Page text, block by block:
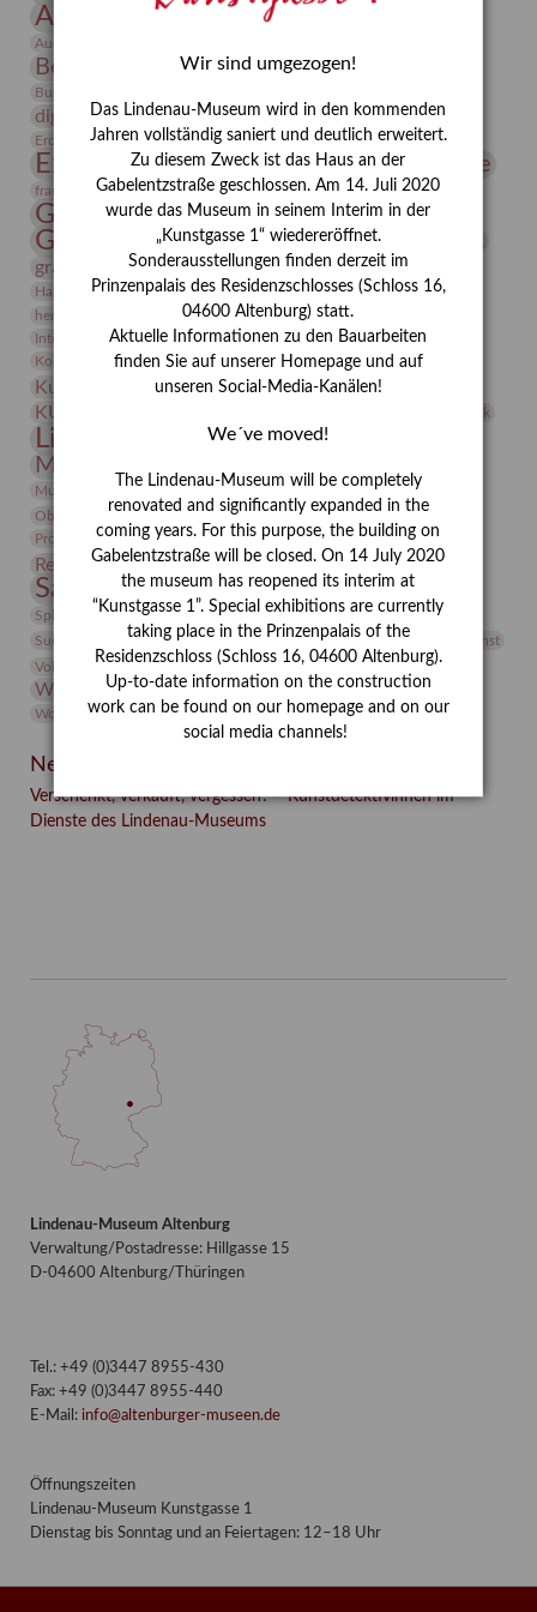
Ausstellung
Ausstellung "Berliner Blätter"
Ausstellung „Vier Winde“
Bernhard August von Lindenau
Burg Posterstein
digitallabor Entartete Kunst
Enteignung
Erdmann Julius Dietrich
Erlebnisportal estrusker Exlibris
Expressionismus Festrede Florenz Fotografie
frauen Frauen in der Antike und heute
Gerhard-Altenbourg-Preis
Gerhard Altenbourg
Gerhard Kurt Müller
grafische sammlung griechische Mythologie
Hanns-Conon von der Gabelentz Heinrich Kirchhoff Heldinnen
herman de vries Humboldt
Insekten
Integriertes Schädlingsmanagement
Italien Jahresempfang
Jubiläum
Kolosseum
Kooperationsausstellung Korkmodelle Kunst
Kunstmuseum Kunstvermittlung Kunst von Kühl
KUNSTWAND Lehmbruck
Lindenau-Museum Marstall
Museumsgeschichte
Museumspädagogik Mäzen Napoleon Natur
Neue Remise
Objekt im Fokus
Paul Klee Peter Schnürpel Phelloplastik
Pohlhof
Provenienz
Provenienzforschung
Restaurierung Restitution Rudi Lesser Ruth Wolf-Rehfeld
Sammlung Samstagszeichner Skulptur
Sonderausstellung
Sphinx
studio Studio Bildende Kunst
studioDIGITAL
Suermondt-Ludwig-Museum
Vermittlung Video
Videokunst
Volontariat
Walter Rheiner Weihnachten Werefkin
Werkbetrachtung Winter Wissenschaft
Wolf and Dog
Wolf und Hund
Zirkuswoche
Neueste Beiträge
Verschenkt, verkauft, vergessen? – Kunstdetektivinnen im
Dienste des Lindenau-Museums
Lindenau-Museum Altenburg
Verwaltung/Postadresse: Hillgasse 15
D-04600 Altenburg/Thüringen
Tel.: +49 (0)3447 8955-430
Fax: +49 (0)3447 8955-440
E-Mail: info@altenburger-museen.de
Öffnungszeiten
Lindenau-Museum Kunstgasse 1
Dienstag bis Sonntag und an Feiertagen: 12–18 Uhr
Wir sind umgezogen!
Das Lindenau-Museum wird in den kommenden
Jahren vollständig saniert und deutlich erweitert.
Zu diesem Zweck ist das Haus an der
Gabelentzstraße geschlossen. Am 14. Juli 2020
wurde das Museum in seinem Interim in der
„Kunstgasse 1“ wiedereröffnet.
Sonderausstellungen finden derzeit im
Prinzenpalais des Residenzschlosses (Schloss 16,
04600 Altenburg) statt.
Aktuelle Informationen zu den Bauarbeiten
finden Sie auf unserer Homepage und auf
unseren Social-Media-Kanälen!
We´ve moved!
The Lindenau-Museum will be completely
renovated and significantly expanded in the
coming years. For this purpose, the building on
Gabelentzstraße will be closed. On 14 July 2020
the museum has reopened its interim at
“Kunstgasse 1”. Special exhibitions are currently
taking place in the Prinzenpalais of the
Residenzschloss (Schloss 16, 04600 Altenburg).
Up-to-date information on the construction
work can be found on our homepage and on our
social media channels!